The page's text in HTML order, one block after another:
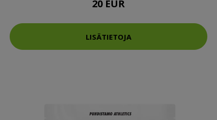
20 EUR
LISÄTIETOJA